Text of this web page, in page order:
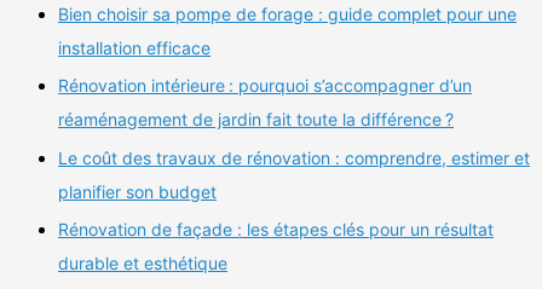
Bien choisir sa pompe de forage : guide complet pour une
installation efficace
Rénovation intérieure : pourquoi s’accompagner d’un
réaménagement de jardin fait toute la différence ?
Le coût des travaux de rénovation : comprendre, estimer et
planifier son budget
Rénovation de façade : les étapes clés pour un résultat
durable et esthétique